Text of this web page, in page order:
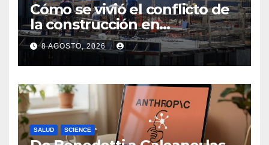
Cómo se vivió el conflicto de
la construcción en
Maldonado, un
departamento donde el
sector tiene sus
particularidades
8 AGOSTO, 2026
SALUD SCIENCE